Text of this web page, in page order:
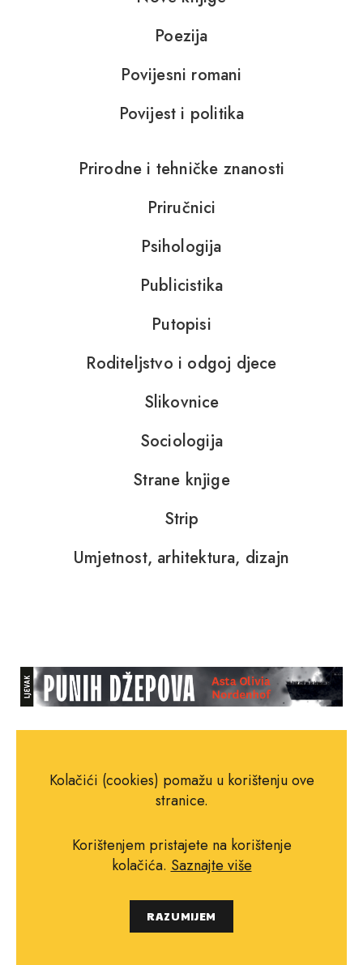
Poezija
Povijesni romani
Povijest i politika
Prirodne i tehničke znanosti
Priručnici
Psihologija
Publicistika
Putopisi
Roditeljstvo i odgoj djece
Slikovnice
Sociologija
Strane knjige
Strip
Umjetnost, arhitektura, dizajn
Podržite nas Recenzije
Kolačići (cookies) pomažu u korištenju ove
stranice.
Korištenjem pristajete na korištenje
kolačića. Saznajte više
RAZUMIJEM